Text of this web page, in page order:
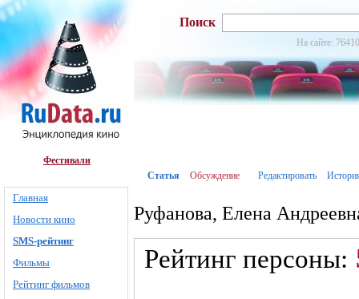
Фестивали
Главная
Новости кино
SMS-рейтинг
Фильмы
Рейтинг фильмов
Поиск
На сайте:
Статья Обсуждение Редактировать
Руфанова, Елена
Рейтинг персоны: